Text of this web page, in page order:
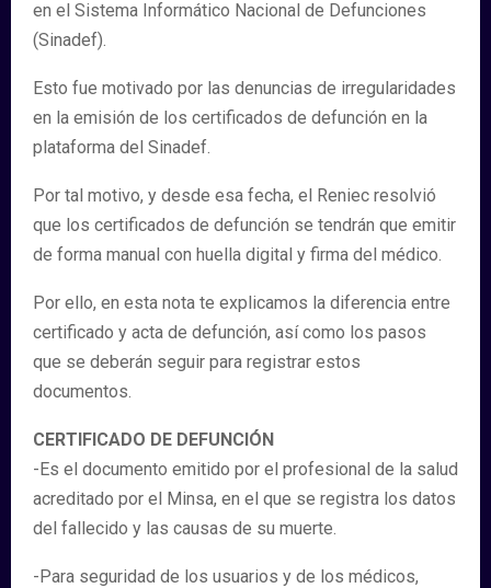
en el Sistema Informático Nacional de Defunciones
(Sinadef).
Esto fue motivado por las denuncias de irregularidades
en la emisión de los certificados de defunción en la
plataforma del Sinadef.
Por tal motivo, y desde esa fecha, el Reniec resolvió
que los certificados de defunción se tendrán que emitir
de forma manual con huella digital y firma del médico.
Por ello, en esta nota te explicamos la diferencia entre
certificado y acta de defunción, así como los pasos
que se deberán seguir para registrar estos
documentos.
CERTIFICADO DE DEFUNCIÓN
-Es el documento emitido por el profesional de la salud
acreditado por el Minsa, en el que se registra los datos
del fallecido y las causas de su muerte.
-Para seguridad de los usuarios y de los médicos,